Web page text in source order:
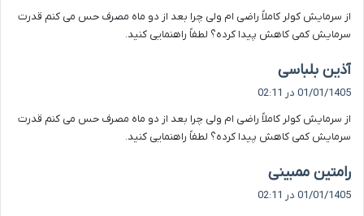
:
از سرمایش کولر کاملاً راضی ام ولی چرا بعد از دو ماه مصرف حس می کنم قدرت
سرمایش کمی کاهش پیدا کرده؟ لطفاً راهنمایی کنید.
آذین بلباسی
ف
:
01/01/1405 در 02:11
از سرمایش کولر کاملاً راضی ام ولی چرا بعد از دو ماه مصرف حس می کنم قدرت
سرمایش کمی کاهش پیدا کرده؟ لطفاً راهنمایی کنید.
رامتین ممبینی
ف
01/01/1405 در 02:11